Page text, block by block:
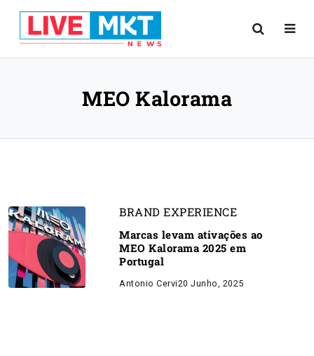
MEO Kalorama
BRAND EXPERIENCE
Marcas levam ativações ao
MEO Kalorama 2025 em
Portugal
Antonio Cervi20 Junho, 2025